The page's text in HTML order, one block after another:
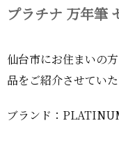
プラチナ 万年筆
仙台市にお住まいの
品をご紹介させていた
ブランド：